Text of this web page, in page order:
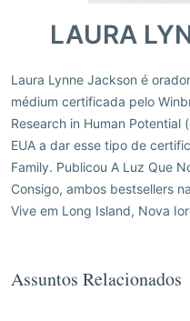
LAURA
Laura Lynne Jackson é
médium certificada pelo
Research in Human
EUA a dar esse tipo de
Family. Publicou A Luz Que
Consigo, ambos bestsellers
Vive em Long Island, Nova
Assuntos Relacionados